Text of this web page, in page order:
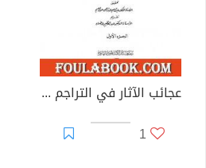
عجائب الآثار في التراجم والأخبار - الجزء الأول
1